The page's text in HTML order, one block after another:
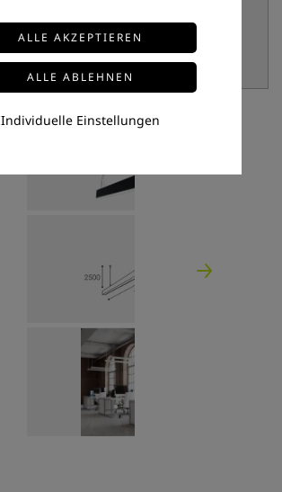
Individuelle Einstellungen